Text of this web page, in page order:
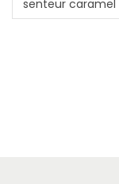
senteur